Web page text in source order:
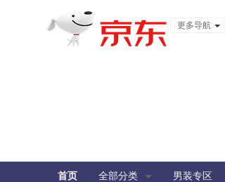
更多导航
首页 全部分类 男装专区